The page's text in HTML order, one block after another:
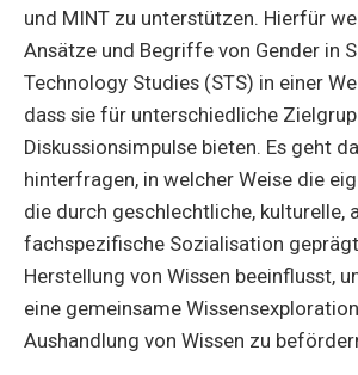
und MINT zu unterstützen. Hierfür
Ansätze und Begriffe von Gender in
Technology Studies (STS) in einer
dass sie für unterschiedliche
Diskussionsimpulse bieten. Es geht
hinterfragen, in welcher Weise die
die durch geschlechtliche, kulturelle,
fachspezifische Sozialisation
Herstellung von Wissen beeinflusst,
eine gemeinsame
Aushandlung von Wissen zu